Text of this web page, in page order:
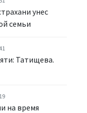
унес
семьи
Татищева.
на время